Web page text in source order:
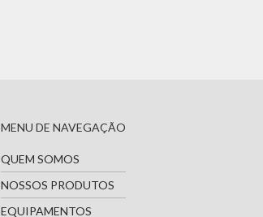
MENU DE NAVEGAÇÃO
QUEM SOMOS
NOSSOS PRODUTOS
EQUIPAMENTOS